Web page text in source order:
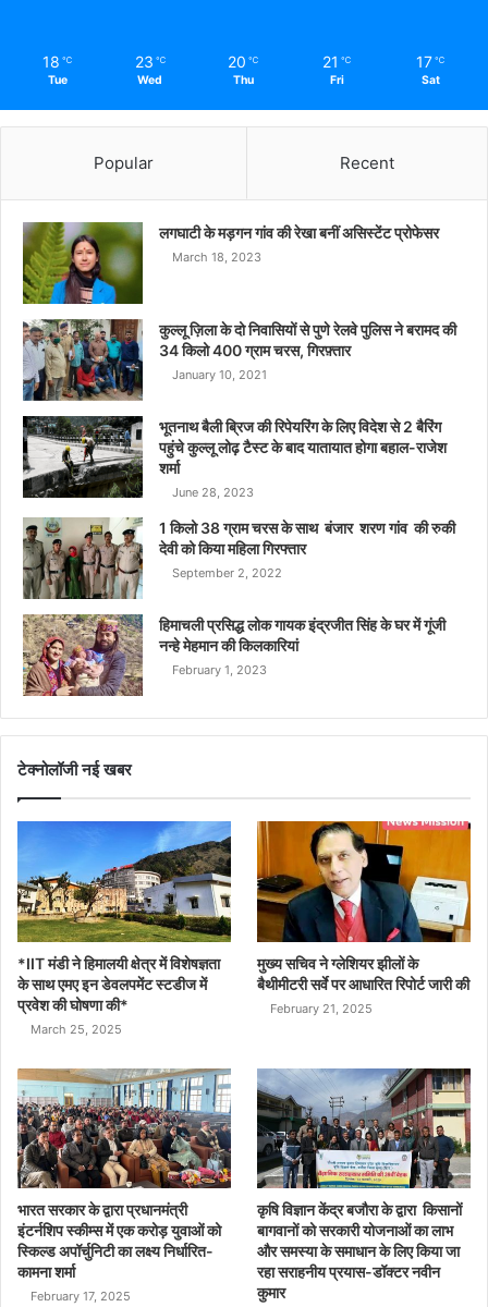
18 ℃
Tue
23 ℃
Wed
20 ℃
Thu
21 ℃
Fri
17 ℃
Sat
Popular Recent
लगघाटी के मड़गन गांव की रेखा बनीं असिस्टेंट प्रोफेसर
March 18, 2023
कुल्लू ज़िला के दो निवासियों से पुणे रेलवे पुलिस ने बरामद की
34 किलो 400 ग्राम चरस, गिरफ़्तार
January 10, 2021
भूतनाथ बैली ब्रिज की रिपेयरिंग के लिए विदेश से 2 बैरिंग
पहुंचे कुल्लू लोढ़ टैस्ट के बाद यातायात होगा बहाल-राजेश
शर्मा
June 28, 2023
1 किलो 38 ग्राम चरस के साथ बंजार शरण गांव की रुकी
देवी को किया महिला गिरफ्तार
September 2, 2022
हिमाचली प्रसिद्ध लोक गायक इंद्रजीत सिंह के घर में गूंजी
नन्हे मेहमान की किलकारियां
February 1, 2023
टेक्नोलॉजी नई खबर
*IIT मंडी ने हिमालयी क्षेत्र में विशेषज्ञता
के साथ एमए इन डेवलपमेंट स्टडीज में
प्रवेश की घोषणा की*
March 25, 2025
मुख्य सचिव ने ग्लेशियर झीलों के
बैथीमीटरी सर्वे पर आधारित रिपोर्ट जारी की
February 21, 2025
भारत सरकार के द्वारा प्रधानमंत्री
इंटर्नशिप स्कीम्स में एक करोड़ युवाओं को
स्किल्ड अपॉर्चुनिटी का लक्ष्य निर्धारित-
कामना शर्मा
February 17, 2025
कृषि विज्ञान केंद्र बजौरा के द्वारा किसानों
बागवानों को सरकारी योजनाओं का लाभ
और समस्या के समाधान के लिए किया जा
रहा सराहनीय प्रयास-डॉक्टर नवीन
कुमार